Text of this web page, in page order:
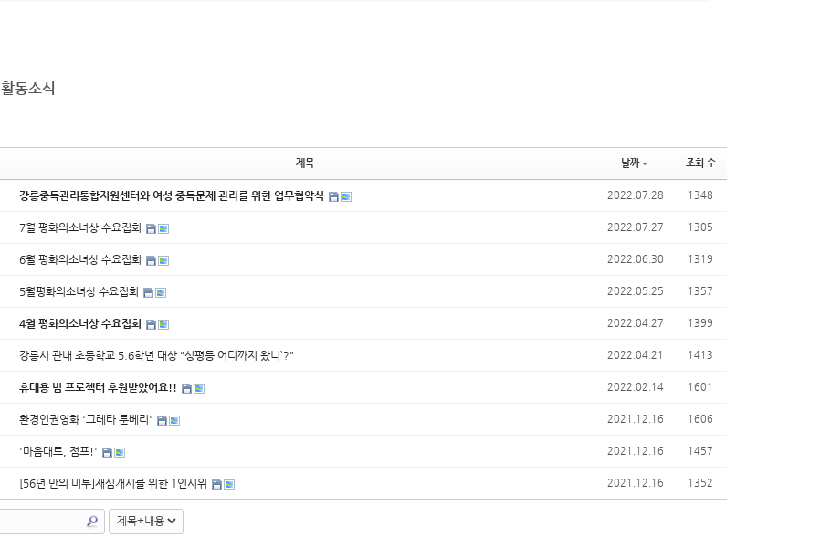
활동소식
제목 날짜 조회 수
강릉중독관리통합지원센터와 여성 중독문제 관리를 위한 업무협약식 2022.07.28 1348
7월 평화의소녀상 수요집회 2022.07.27 1305
6월 평화의소녀상 수요집회 2022.06.30 1319
5월평화의소녀상 수요집회 2022.05.25 1357
4월 평화의소녀상 수요집회 2022.04.27 1399
강릉시 관내 초등학교 5.6학년 대상 "성평등 어디까지 왔니`?" 2022.04.21 1413
휴대용 빔 프로젝터 후원받았어요!! 2022.02.14 1601
환경인권영화 '그레타 툰베리' 2021.12.16 1606
'마음대로, 점프!' 2021.12.16 1457
[56년 만의 미투]재심개시를 위한 1인시위 2021.12.16 1352